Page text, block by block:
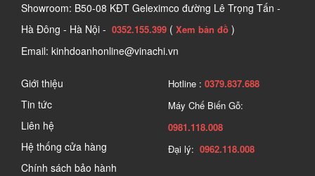
Showroom: B50-08 KĐT Geleximco đường Lê Trọng Tấn -
Hà Đông - Hà Nội - 0352.155.399 ( Xem bản đồ )
Email: kinhdoanhonline@vinachi.vn
Giới thiệu
Tin tức
Liên hệ
Hệ thống cửa hàng
Chính sách bảo hành
Hotline : 0379.837.688
Máy Chế Biến Gỗ:
0981.118.008
Đại lý: 0962.118.008